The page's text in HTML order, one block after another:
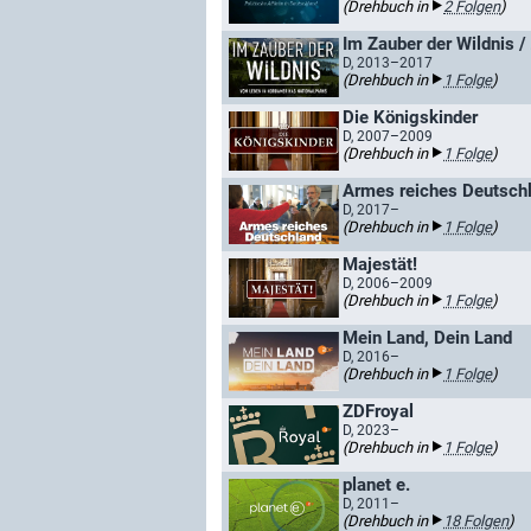
(Drehbuch in 2 Folgen)
Im Zauber der Wildnis
D, 2013–2017
(Drehbuch in 1 Folge)
Die Königskinder
D, 2007–2009
(Drehbuch in 1 Folge)
Armes reiches
D, 2017–
(Drehbuch in 1 Folge)
Majestät!
D, 2006–2009
(Drehbuch in 1 Folge)
Mein Land, Dein Land
D, 2016–
(Drehbuch in 1 Folge)
ZDFroyal
D, 2023–
(Drehbuch in 1 Folge)
planet e.
D, 2011–
(Drehbuch in 18 Folgen)